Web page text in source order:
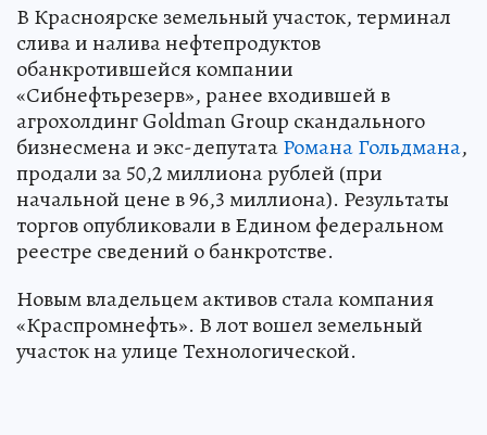
В Красноярске земельный участок, терминал
слива и налива нефтепродуктов
обанкротившейся компании
«Сибнефтьрезерв», ранее входившей в
агрохолдинг Goldman Group скандального
бизнесмена и экс-депутатаРомана Гольдмана,
продали за 50,2 миллиона рублей (при
начальной цене в 96,3 миллиона). Результаты
торгов опубликовали в Едином федеральном
реестре сведений о банкротстве.
Новым владельцем активов стала компания
«Краспромнефть». В лот вошел земельный
участок на улице Технологической.